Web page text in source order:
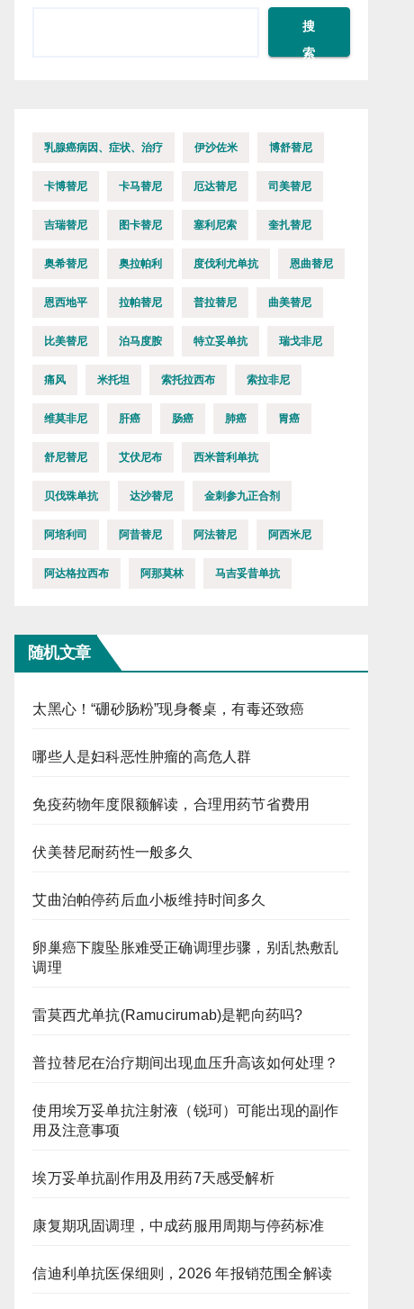
搜
索
乳腺癌病因、症状、治疗 伊沙佐米 博舒替尼
卡博替尼 卡马替尼 厄达替尼 司美替尼
吉瑞替尼 图卡替尼 塞利尼索 奎扎替尼
奥希替尼 奥拉帕利 度伐利尤单抗 恩曲替尼
恩西地平 拉帕替尼 普拉替尼 曲美替尼
比美替尼 泊马度胺 特立妥单抗 瑞戈非尼
痛风 米托坦 索托拉西布 索拉非尼
维莫非尼 肝癌 肠癌 肺癌 胃癌
舒尼替尼 艾伏尼布 西米普利单抗
贝伐珠单抗 达沙替尼 金刺参九正合剂
阿培利司 阿昔替尼 阿法替尼 阿西米尼
阿达格拉西布 阿那莫林 马吉妥昔单抗
随机文章
太黑心！“硼砂肠粉”现身餐桌，有毒还致癌
哪些人是妇科恶性肿瘤的高危人群
免疫药物年度限额解读，合理用药节省费用
伏美替尼耐药性一般多久
艾曲泊帕停药后血小板维持时间多久
卵巢癌下腹坠胀难受正确调理步骤，别乱热敷乱
调理
雷莫西尤单抗(Ramucirumab)是靶向药吗?
普拉替尼在治疗期间出现血压升高该如何处理？
使用埃万妥单抗注射液（锐珂）可能出现的副作
用及注意事项
埃万妥单抗副作用及用药7天感受解析
康复期巩固调理，中成药服用周期与停药标准
信迪利单抗医保细则，2026 年报销范围全解读